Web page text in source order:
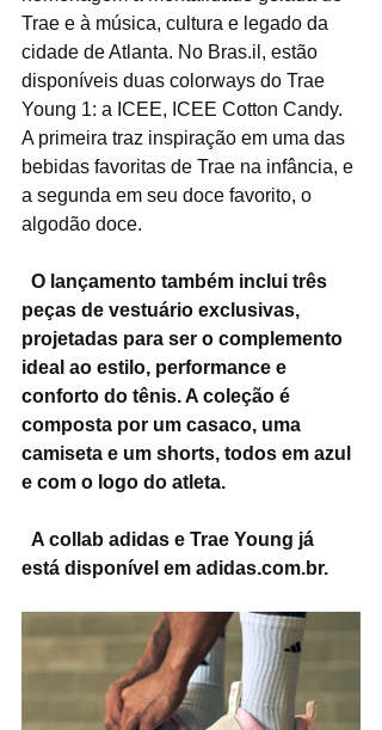
Trae e à música, cultura e legado da
cidade de Atlanta. No Bras.il, estão
disponíveis duas colorways do Trae
Young 1: a ICEE, ICEE Cotton Candy.
A primeira traz inspiração em uma das
bebidas favoritas de Trae na infância, e
a segunda em seu doce favorito, o
algodão doce.
peças de vestuário exclusivas,
projetadas para ser o complemento
ideal ao estilo, performance e
conforto do tênis. A coleção é
composta por um casaco, uma
camiseta e um shorts, todos em azul
e com o logo do atleta.
está disponível em adidas.com.br.